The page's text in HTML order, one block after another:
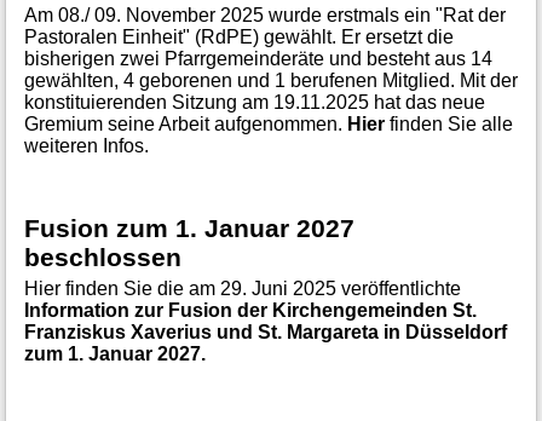
Am 08./ 09. November 2025 wurde erstmals ein "Rat der
Pastoralen Einheit" (RdPE) gewählt. Er ersetzt die
bisherigen zwei Pfarrgemeinderäte und besteht aus 14
gewählten, 4 geborenen und 1 berufenen Mitglied. Mit der
konstituierenden Sitzung am 19.11.2025 hat das neue
Gremium seine Arbeit aufgenommen. Hierfinden Sie alle
weiteren Infos.
Fusion zum 1. Januar 2027
beschlossen
Hier finden Sie die am 29. Juni 2025 veröffentlichte
Information zur Fusion der Kirchengemeinden St.
Franziskus Xaverius und St. Margareta in Düsseldorf
zum 1. Januar 2027.